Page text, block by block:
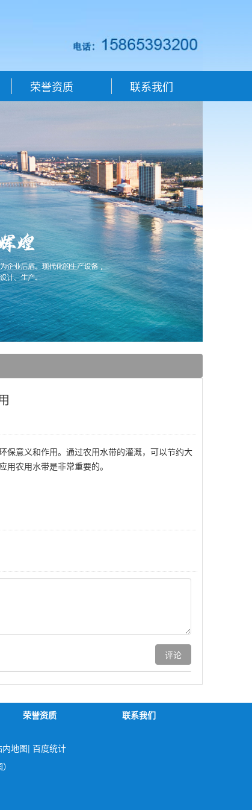
荣誉资质 联系我们
保意义和作用。通过农用水带的灌溉，可以节约大
农用水带是非常重要的。
荣誉资质 联系我们
内地图| 百度统计